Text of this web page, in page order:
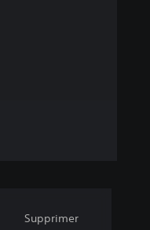
Supprimer